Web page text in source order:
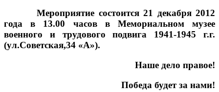
Мероприятие состоится 21 декабря 2012
года в 13.00 часов в Мемориальном музее
военного и трудового подвига 1941-1945 г.г.
(ул.Советская,34 «А»).
Наше дело правое!
Победа будет за нами!